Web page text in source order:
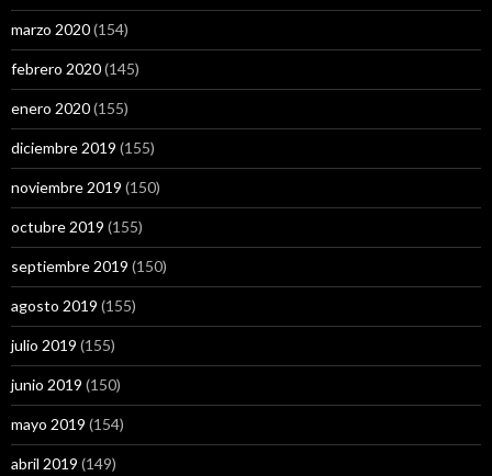
marzo 2020(154)
febrero 2020(145)
enero 2020(155)
diciembre 2019 (155)
noviembre 2019 (150)
octubre 2019 (155)
septiembre 2019 (150)
agosto 2019 (155)
julio 2019 (155)
junio 2019 (150)
mayo 2019 (154)
abril 2019 (149)